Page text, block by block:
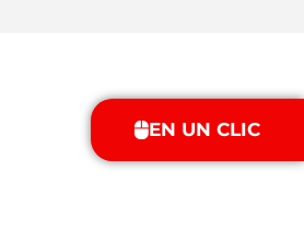
EN UN CLIC